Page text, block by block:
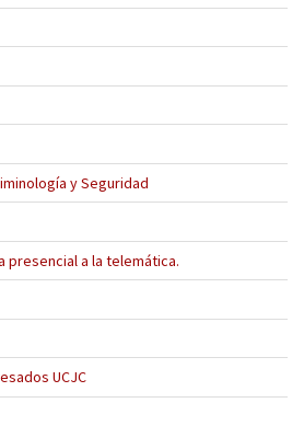
y Seguridad
presencial a la telemática.
UCJC